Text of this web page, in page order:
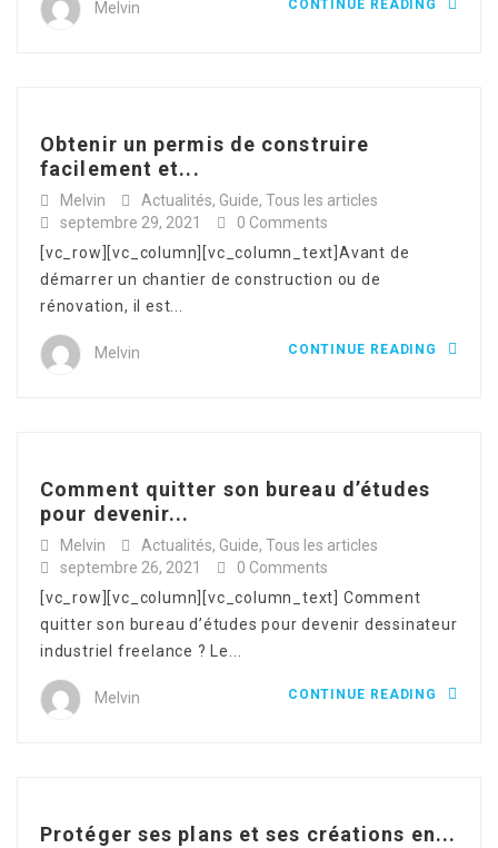
Melvin CONTINUE READING
Obtenir un permis de construire
facilement et...
Melvin Actualités, Guide, Tous les articles
septembre 29, 2021
0 Comments
[vc_row][vc_column][vc_column_text]Avant de
démarrer un chantier de construction ou de
rénovation, il est...
Melvin CONTINUE READING
Comment quitter son bureau d’études
pour devenir...
Melvin Actualités, Guide, Tous les articles
septembre 26, 2021
0 Comments
[vc_row][vc_column][vc_column_text] Comment
quitter son bureau d’études pour devenir dessinateur
industriel freelance ? Le...
Melvin CONTINUE READING
Protéger ses plans et ses créations en...